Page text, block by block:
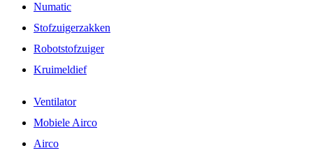
Numatic
Stofzuigerzakken
Robotstofzuiger
Kruimeldief
Ventilator
Mobiele Airco
Airco